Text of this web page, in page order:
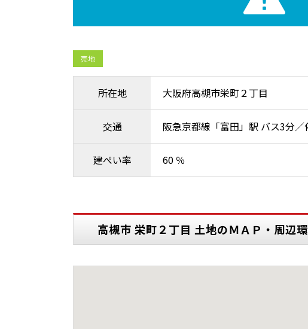
売地
所在地 大阪府高槻市栄町２丁目
交通 阪急京都線「富田」駅 バス3分／
建ぺい率 60 ％
高槻市 栄町２丁目 土地のＭＡＰ・周辺